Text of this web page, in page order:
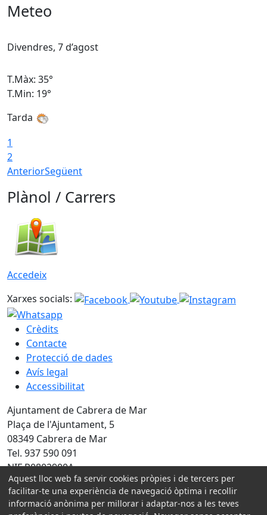
Meteo
Divendres, 7 d’agost
T.Màx: 35°
T.Min: 19°
Tarda
1
2
AnteriorSegüent
Plànol / Carrers
Accedeix
Xarxes socials:
Crèdits
Contacte
Protecció de dades
Avís legal
Accessibilitat
Ajuntament de Cabrera de Mar
Plaça de l'Ajuntament, 5
08349 Cabrera de Mar
Tel. 937 590 091
NIF P0802900A
Amb la col·laboració de:
Aquest lloc web fa servir cookies pròpies i de tercers per
facilitar-te una experiència de navegació òptima i recollir
informació anònima per millorar i adaptar-nos a les teves